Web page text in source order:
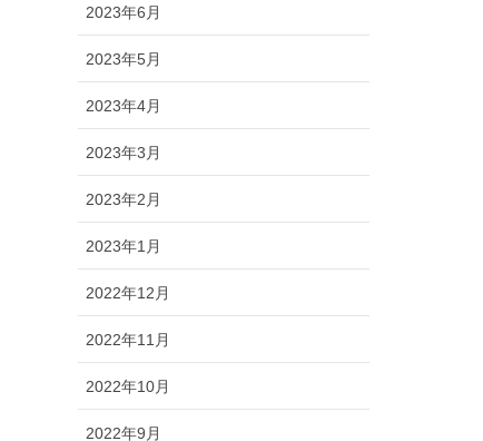
2023年6月
2023年5月
2023年4月
2023年3月
2023年2月
2023年1月
2022年12月
2022年11月
2022年10月
2022年9月